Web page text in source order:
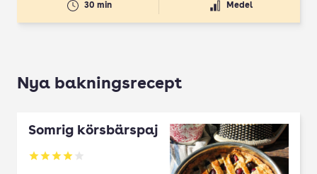
30 min Medel
Nya bakningsrecept
Somrig körsbärspaj
Betyg: 4 av 5